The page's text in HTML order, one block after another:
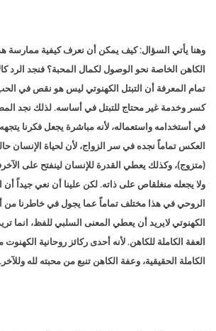
وهنا يأتي السؤال: كيف يمكن أن نعرف كيفية ممارسة
الكاهن الخاصة نحو الوصول لكمال المحبة؟ فنجد الرد
تمام المعرفة أن التبتل الكهنوتي ليس هو نقص في
كسر وخدمة غير محتاج للتبتل في أساسه. لذلك نجد
في أستخدامه واستعماله، لأنه مباشرة يجعل فكرنا
العكس تماماً نجده في سر الزواج، لأن لحياة الإنسان
(متزوج)، وكذلك يعطي القدرة للإنسان لينفتح على
ولا يجعله منغلقاص على ذاته. لكن علينا أن نعي جيداً أن
الروحي في هذا مختلف تماماً عما يجول في خاطرنا من
الكهنوتي لايريد أن يعطي المعنى السلبي للفظ، انما
العفة الكاملة للكاهن. لأنه أحدى ركائز روحانية الكهنوت
الكاملة الحقيقية، وعفة الكاهن تنبع من محبته لله وللآخر.